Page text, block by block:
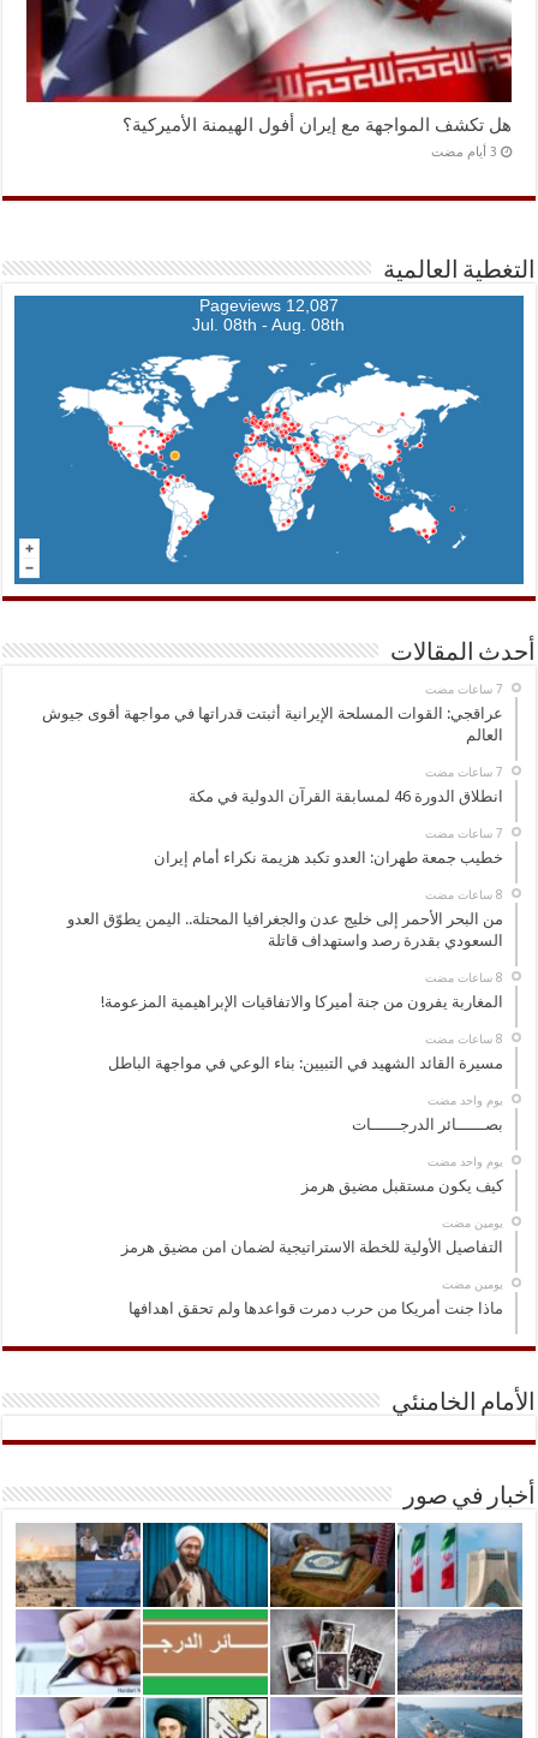
هل تكشف المواجهة مع إيران أفول الهيمنة الأميركية؟
التغطية العالمية
12,087 Pageviews
Jul. 08th - Aug. 08th
أحدث المقالات
عراقجي: القوات المسلحة الإيرانية أثبتت قدراتها في مواجهة أقوى جيوش
العالم
انطلاق الدورة 46 لمسابقة القرآن الدولية في مكة
خطيب جمعة طهران: العدو تكبد هزيمة نكراء أمام إيران
من البحر الأحمر إلى خليج عدن والجغرافيا المحتلة.. اليمن يطوّق العدو
السعودي بقدرة رصد واستهداف قاتلة
المغاربة يفرون من جنة أميركا والاتفاقيات الإبراهيمية المزعومة!
مسيرة القائد الشهيد في التبيين: بناء الوعي في مواجهة الباطل
‏يوم واحد مضت
بصــــــائر الدرجــــــات
‏يوم واحد مضت
كيف يكون مستقبل مضيق هرمز
‏يومين مضت
التفاصيل الأولية للخطة الاستراتيجية لضمان امن مضيق هرمز
‏يومين مضت
ماذا جنت أمريكا من حرب دمرت قواعدها ولم تحقق اهدافها
الأمام الخامنئي
أخبار في صور